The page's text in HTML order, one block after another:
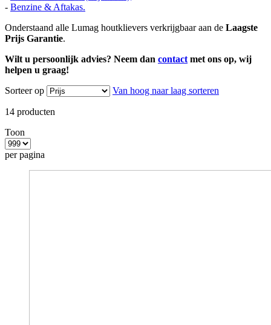
- Benzine & Aftakas.
Onderstaand alle Lumag houtklievers verkrijgbaar aan de Laagste
Prijs Garantie.
Wilt u persoonlijk advies? Neem dan contact met ons op, wij
helpen u graag!
Sorteer op
Van hoog naar laag sorteren
14 producten
Toon
per pagina